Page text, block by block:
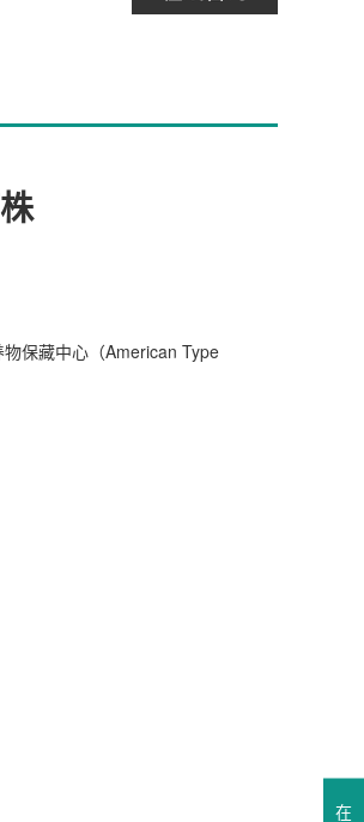
保藏中心（American Type
在